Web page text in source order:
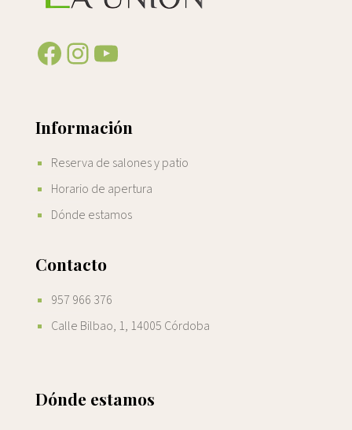
Facebook
Instagram
YouTube
Información
Reserva de salones y patio
Horario de apertura
Dónde estamos
Contacto
957 966 376
Calle Bilbao, 1, 14005 Córdoba
Dónde estamos